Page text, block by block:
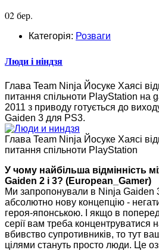
02 бер.
Категорія: Розваги
Люди і ніндзя
Глава Team Ninja Йосуке Хаясі
питання спільноти PlayStation на
2011 з приводу готується до
Gaiden 3 для PS3.
Глава Team Ninja Йосуке Хаясі
питання спільноти PlayStation
У чому найбільша відмінність
Gaiden 2 і 3? (European_Gamer)
Ми запропонували в Ninja Gaiden
абсолютно нову концепцію -
героя-японською. І якщо в
серії вам треба концентруватися
вбивство супротивників, то тут
цілями стануть просто люди. Це